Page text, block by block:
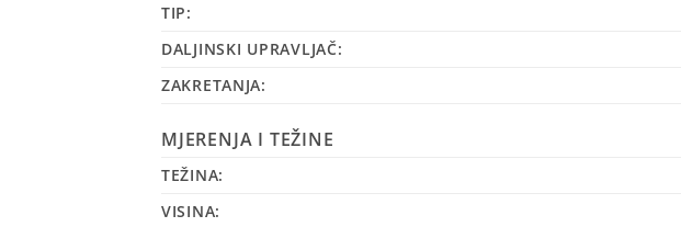
TIP:
DALJINSKI UPRAVLJAČ:
ZAKRETANJA:
MJERENJA I TEŽINE
TEŽINA:
VISINA: